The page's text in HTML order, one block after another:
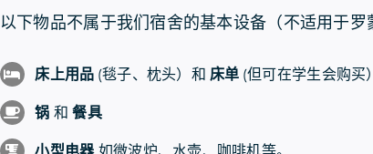
以下物品不属于我们宿舍的基本设备（不适用于罗
床上用品 (毯子、枕头）和床单 (但可在学生会购买）
锅 和餐具